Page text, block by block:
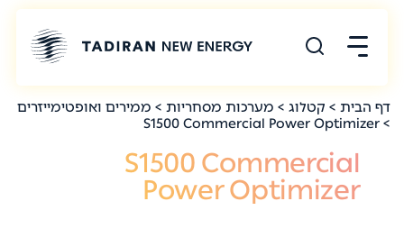
דף הבית > קטלוג > מערכות מסחריות > ממירים ואופטימייזרים
> S1500 Commercial Power Optimizer
S1500 Commercial
Power Optimizer